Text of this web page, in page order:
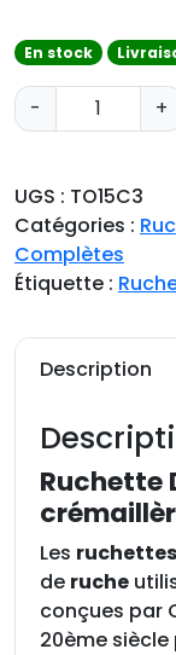
En stock
-
q
u
n
t
i
t
+
UGS : TO15C3
Catégories :
Complètes
Étiquette :
Description
Ruchette
Les
de ruche
conçues par
20ème